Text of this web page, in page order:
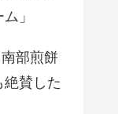
」
部煎餅
賛した